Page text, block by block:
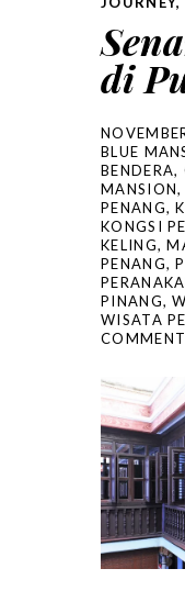
di
BLUE
BENDERA,
MANSION,
PENANG,
KONGSI
KELING,
PENANG,
PINANG,
WISATA
COMMENT